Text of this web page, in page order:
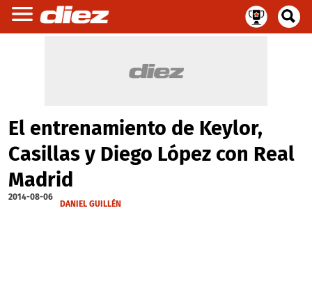
El entrenamiento de Keylor,
Casillas y Diego López con Real
Madrid
2014-08-06
DANIEL GUILLÉN